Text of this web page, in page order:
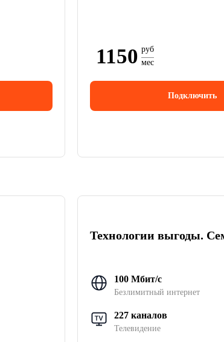
1150 руб
мес
Подключить
Технологии выгоды.
100 Мбит/с
Безлимитный интернет
227 каналов
Телевидение